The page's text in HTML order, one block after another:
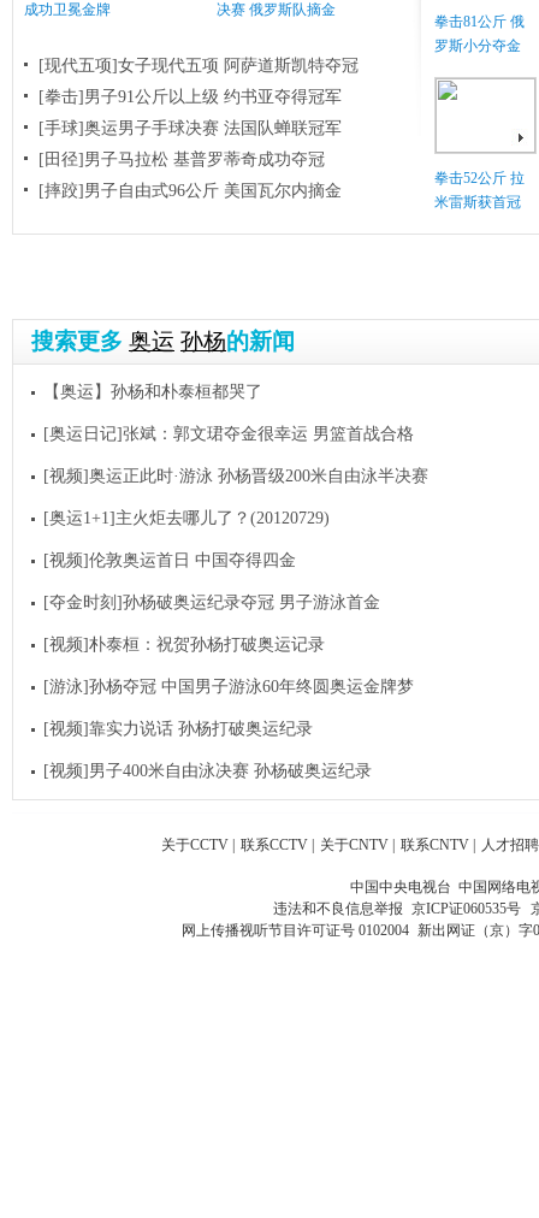
成功卫冕金牌
决赛 俄罗斯队摘金
[现代五项]女子现代五项 阿萨道斯凯特夺冠
[拳击]男子91公斤以上级 约书亚夺得冠军
[手球]奥运男子手球决赛 法国队蝉联冠军
[田径]男子马拉松 基普罗蒂奇成功夺冠
[摔跤]男子自由式96公斤 美国瓦尔内摘金
拳击81公斤 俄
罗斯小分夺金
拳击52公斤 拉
米雷斯获首冠
搜索更多 奥运 孙杨的新闻
【奥运】孙杨和朴泰桓都哭了
[奥运日记]张斌：郭文珺夺金很幸运 男篮首战合格
[视频]奥运正此时·游泳 孙杨晋级200米自由泳半决赛
[奥运1+1]主火炬去哪儿了？(20120729)
[视频]伦敦奥运首日 中国夺得四金
[夺金时刻]孙杨破奥运纪录夺冠 男子游泳首金
[视频]朴泰桓：祝贺孙杨打破奥运记录
[游泳]孙杨夺冠 中国男子游泳60年终圆奥运金牌梦
[视频]靠实力说话 孙杨打破奥运纪录
[视频]男子400米自由泳决赛 孙杨破奥运纪录
关于CCTV 联系CCTV 关于CNTV 联系CNTV 人才招聘
中国中央电视台 中国网络电
违法和不良信息举报 京ICP证060535号
网上传播视听节目许可证号 0102004 新出网证（京）